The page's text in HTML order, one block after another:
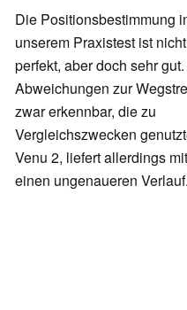
Die Positionsbestimmung
unserem Praxistest ist
perfekt, aber doch sehr
Abweichungen zur
zwar erkennbar, die zu
Vergleichszwecken
Venu 2, liefert allerdings
einen ungenaueren Verlauf.